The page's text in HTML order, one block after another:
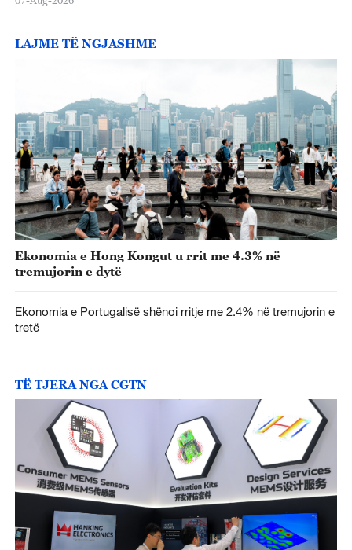
LAJME TË NGJASHME
Ekonomia e Hong Kongut u rrit me 4.3% në
tremujorin e dytë
Ekonomia e Portugalisë shënoi rritje me 2.4% në tremujorin e
tretë
TË TJERA NGA CGTN